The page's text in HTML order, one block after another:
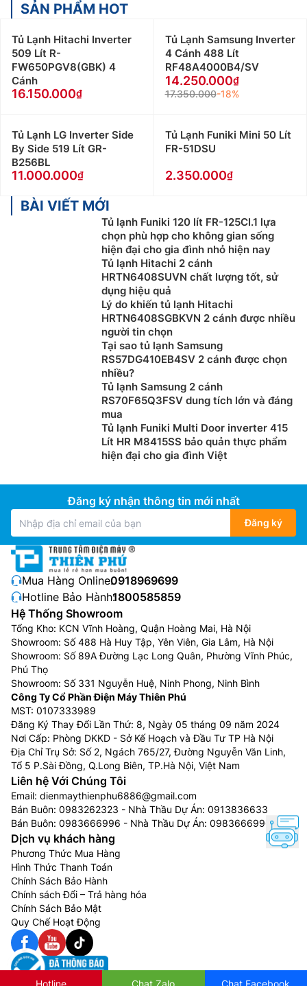
SẢN PHẨM HOT
Tủ Lạnh Hitachi Inverter
509 Lít R-
FW650PGV8(GBK) 4
Cánh
16.150.000
Tủ Lạnh Samsung Inverter
4 Cánh 488 Lít
RF48A4000B4/SV
14.250.000
17.350.000-18%
Tủ Lạnh LG Inverter Side
By Side 519 Lít GR-
B256BL
11.000.000
Tủ Lạnh Funiki Mini 50 Lít
FR-51DSU
2.350.000
BÀI VIẾT MỚI
Tủ lạnh Funiki 120 lít FR-125CI.1 lựa
chọn phù hợp cho không gian sống
hiện đại cho gia đình nhỏ hiện nay
Tủ lạnh Hitachi 2 cánh
HRTN6408SUVN chất lượng tốt, sử
dụng hiệu quả
Lý do khiến tủ lạnh Hitachi
HRTN6408SGBKVN 2 cánh được nhiều
người tin chọn
Tại sao tủ lạnh Samsung
RS57DG410EB4SV 2 cánh được chọn
nhiều?
Tủ lạnh Samsung 2 cánh
RS70F65Q3FSV dung tích lớn và đáng
mua
Tủ lạnh Funiki Multi Door inverter 415
Lít HR M8415SS bảo quản thực phẩm
hiện đại cho gia đình Việt
Đăng ký nhận thông tin mới nhất
Đăng ký
Mua Hàng Online:0918969699
Hotline Bảo Hành:1800585859
Hệ Thống Showroom
Tổng Kho: KCN Vĩnh Hoàng, Quận Hoàng Mai, Hà Nội
Showroom: Số 488 Hà Huy Tập, Yên Viên, Gia Lâm, Hà Nội
Showroom: Số 89A Đường Lạc Long Quân, Phường Vĩnh Phúc,
Phú Thọ
Showroom: Số 331 Nguyễn Huệ, Ninh Phong, Ninh Bình
Công Ty Cổ Phần Điện Máy Thiên Phú
MST: 0107333989
Đăng Ký Thay Đổi Lần Thứ: 8, Ngày 05 tháng 09 năm 2024
Nơi Cấp: Phòng DKKD - Sở Kế Hoạch và Đầu Tư TP Hà Nội
Địa Chỉ Trụ Sở: Số 2, Ngách 765/27, Đường Nguyễn Văn Linh,
Tổ 5 P.Sài Đồng, Q.Long Biên, TP.Hà Nội, Việt Nam
Liên hệ Với Chúng Tôi
Email: dienmaythienphu6886@gmail.com
Bán Buôn: 0983262323 - Nhà Thầu Dự Án: 0913836633
Bán Buôn: 0983666996 - Nhà Thầu Dự Án: 0983666996
Dịch vụ khách hàng
Phương Thức Mua Hàng
Hình Thức Thanh Toán
Chính Sách Bảo Hành
Chính sách Đổi – Trả hàng hóa
Chính Sách Bảo Mật
Quy Chế Hoạt Động
Hotline Chat Zalo Chat Facebook